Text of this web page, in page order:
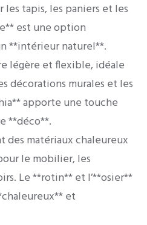
tapis, les paniers et les
est une option
**intérieur naturel**.
légère et flexible, idéale
décorations murales et les
apporte une touche
**déco**.
des matériaux chaleureux
le mobilier, les
Le **rotin** et l’**osier**
et